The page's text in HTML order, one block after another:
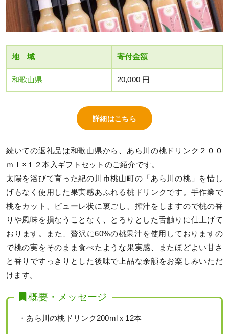
地 域 寄付金額
和歌山県 20,000 円
詳細はこちら
続いての返礼品は和歌山県から、あら川の桃ドリンク２００
ｍｌ×１２本入ギフトセットのご紹介です。
太陽を浴びて育った紀の川市桃山町の「あら川の桃」を惜し
げもなく使用した果実感あふれる桃ドリンクです。手作業で
桃をカット、ピューレ状に裏ごし、搾汁をしますので桃の香
りや風味を損なうことなく、とろりとした舌触りに仕上げて
おります。また、贅沢に60%の桃果汁を使用しておりますの
で桃の実をそのまま食べたような果実感、またほどよい甘さ
と香りですっきりとした後味で上品な余韻をお楽しみいただ
けます。
概要・メッセージ
・あら川の桃ドリンク200mlｘ12本